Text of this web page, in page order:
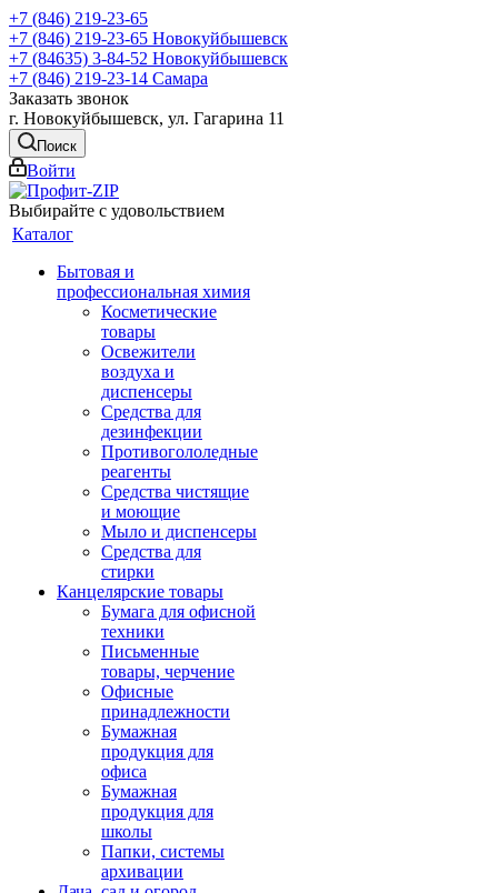
+7 (846) 219-23-65
+7 (846) 219-23-65 Новокуйбышевск
+7 (84635) 3-84-52 Новокуйбышевск
+7 (846) 219-23-14 Самара
Заказать звонок
г. Новокуйбышевск, ул. Гагарина 11
Поиск
Войти
Выбирайте с удовольствием
Каталог
Бытовая и
профессиональная химия
Косметические
товары
Освежители
воздуха и
диспенсеры
Средства для
дезинфекции
Противогололедные
реагенты
Средства чистящие
и моющие
Мыло и диспенсеры
Средства для
стирки
Канцелярские товары
Бумага для офисной
техники
Письменные
товары, черчение
Офисные
принадлежности
Бумажная
продукция для
офиса
Бумажная
продукция для
школы
Папки, системы
архивации